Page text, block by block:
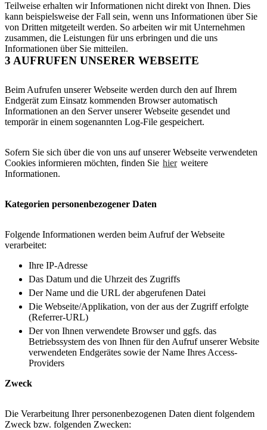
Teilweise erhalten wir Informationen nicht direkt von Ihnen. Dies
kann beispielsweise der Fall sein, wenn uns Informationen über Sie
von Dritten mitgeteilt werden. So arbeiten wir mit Unternehmen
zusammen, die Leistungen für uns erbringen und die uns
Informationen über Sie mitteilen.
3 AUFRUFEN UNSERER WEBSEITE
Beim Aufrufen unserer Webseite werden durch den auf Ihrem
Endgerät zum Einsatz kommenden Browser automatisch
Informationen an den Server unserer Webseite gesendet und
temporär in einem sogenannten Log-File gespeichert.
Sofern Sie sich über die von uns auf unserer Webseite verwendeten
Cookies informieren möchten, finden Sie hier weitere
Informationen.
Kategorien personenbezogener Daten
Folgende Informationen werden beim Aufruf der Webseite
verarbeitet:
Ihre IP-Adresse
Das Datum und die Uhrzeit des Zugriffs
Der Name und die URL der abgerufenen Datei
Die Webseite/Applikation, von der aus der Zugriff erfolgte
(Referrer-URL)
Der von Ihnen verwendete Browser und ggfs. das
Betriebssystem des von Ihnen für den Aufruf unserer Website
verwendeten Endgerätes sowie der Name Ihres Access-
Providers
Zweck
Die Verarbeitung Ihrer personenbezogenen Daten dient folgendem
Zweck bzw. folgenden Zwecken: